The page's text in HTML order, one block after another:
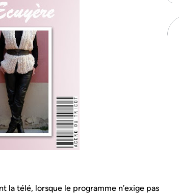
la télé, lorsque le programme n’exige pas